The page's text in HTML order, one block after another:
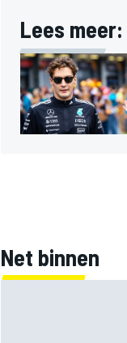
MEER RACEKLASSEN
Lees meer:
Net binnen